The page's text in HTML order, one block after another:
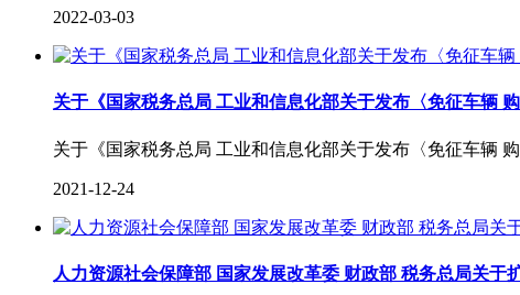
2022-03-03
关于《国家税务总局 工业和信息化部关于发布〈免征车辆
关于《国家税务总局 工业和信息化部关于发布〈免征车辆
2021-12-24
人力资源社会保障部 国家发展改革委 财政部 税务总局关